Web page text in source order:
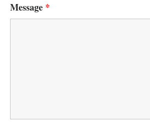
Message *